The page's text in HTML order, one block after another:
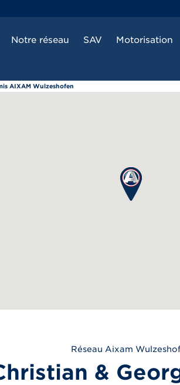
Notre réseau SAV Motorisation
AIXAM Wulzeshofen
Réseau Aixam
&